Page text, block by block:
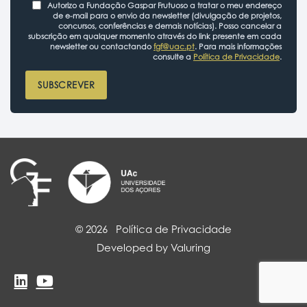
Autorizo a Fundação Gaspar Frutuoso a tratar o meu endereço
de e-mail para o envio da newsletter (divulgação de projetos,
concursos, conferências e demais notícias). Posso cancelar a
subscrição em qualquer momento através do link presente em cada
newsletter ou contactando fgf@uac.pt. Para mais informações
consulte a Política de Privacidade.
SUBSCREVER
© 2026 Política de Privacidade
Developed by Valuring